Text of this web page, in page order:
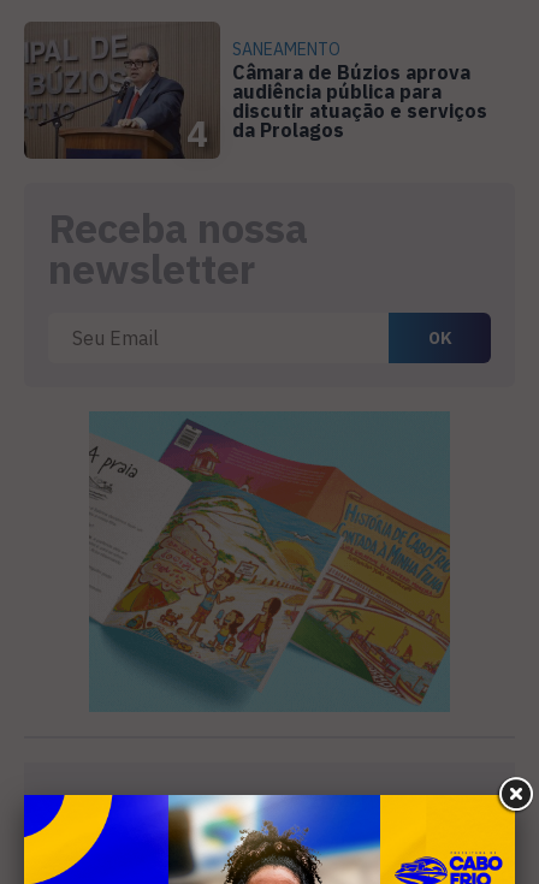
4
SANEAMENTO
Câmara de Búzios aprova
audiência pública para
discutir atuação e serviços
da Prolagos
Receba nossa
newsletter